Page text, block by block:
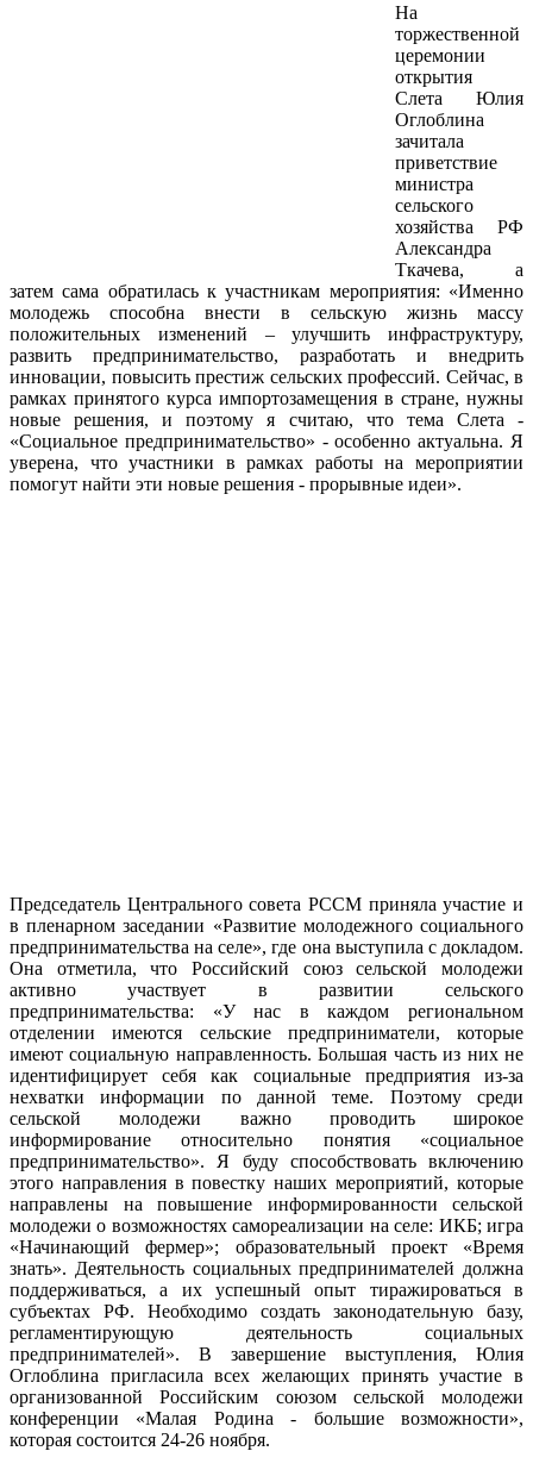
На
торжественной
церемонии
открытия
Слета Юлия
Оглоблина
зачитала
приветствие
министра
сельского
хозяйства РФ
Александра
Ткачева, а
затем сама обратилась к участникам мероприятия: «Именно
молодежь способна внести в сельскую жизнь массу
положительных изменений – улучшить инфраструктуру,
развить предпринимательство, разработать и внедрить
инновации, повысить престиж сельских профессий. Сейчас, в
рамках принятого курса импортозамещения в стране, нужны
новые решения, и поэтому я считаю, что тема Слета -
«Социальное предпринимательство» - особенно актуальна. Я
уверена, что участники в рамках работы на мероприятии
помогут найти эти новые решения - прорывные идеи».
Председатель Центрального совета РССМ приняла участие и
в пленарном заседании «Развитие молодежного социального
предпринимательства на селе», где она выступила с докладом.
Она отметила, что Российский союз сельской молодежи
активно участвует в развитии сельского
предпринимательства: «У нас в каждом региональном
отделении имеются сельские предприниматели, которые
имеют социальную направленность. Большая часть из них не
идентифицирует себя как социальные предприятия из-за
нехватки информации по данной теме. Поэтому среди
сельской молодежи важно проводить широкое
информирование относительно понятия «социальное
предпринимательство». Я буду способствовать включению
этого направления в повестку наших мероприятий, которые
направлены на повышение информированности сельской
молодежи о возможностях самореализации на селе: ИКБ; игра
«Начинающий фермер»; образовательный проект «Время
знать». Деятельность социальных предпринимателей должна
поддерживаться, а их успешный опыт тиражироваться в
субъектах РФ. Необходимо создать законодательную базу,
регламентирующую деятельность социальных
предпринимателей». В завершение выступления, Юлия
Оглоблина пригласила всех желающих принять участие в
организованной Российским союзом сельской молодежи
конференции «Малая Родина - большие возможности»,
которая состоится 24-26 ноября.